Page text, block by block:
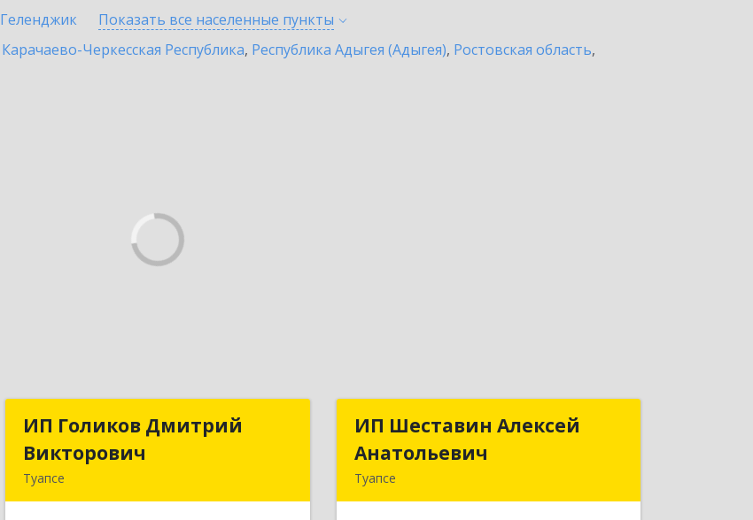
Геленджик Показать все населенные пункты
Карачаево-Черкесская Республика, Республика Адыгея (Адыгея), Ростовская область,
ИП Голиков Дмитрий
Викторович
Туапсе
ИП Голиков Дмитрий
ИП Шеставин Алексей
Анатольевич
Туапсе
ИП Шеставин Алексей